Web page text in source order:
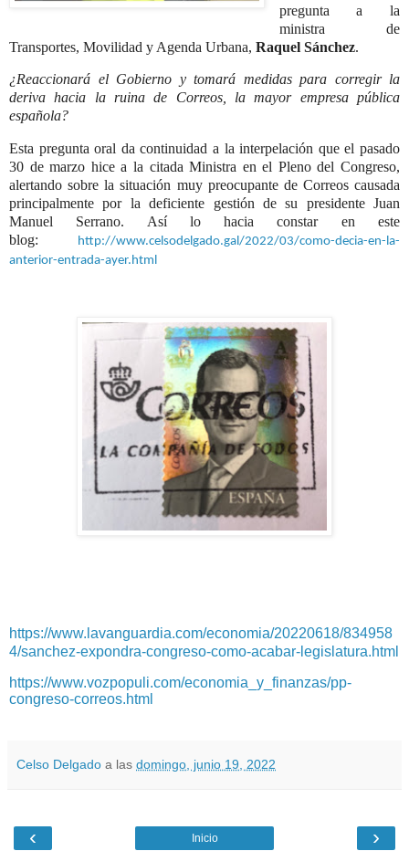
pregunta a la
ministra de
Transportes, Movilidad y Agenda Urbana, Raquel Sánchez.
¿Reaccionará el Gobierno y tomará medidas para corregir la
deriva hacia la ruina de Correos, la mayor empresa pública
española?
Esta pregunta oral da continuidad a la interpelación que el pasado
30 de marzo hice a la citada Ministra en el Pleno del Congreso,
alertando sobre la situación muy preocupante de Correos causada
principalmente por la deficiente gestión de su presidente Juan
Manuel Serrano. Así lo hacia constar en este
blog:
http://www.celsodelgado.gal/2022/03/como-decia-en-la-
anterior-entrada-ayer.html
https://www.lavanguardia.com/economia/20220618/834958
4/sanchez-expondra-congreso-como-acabar-legislatura.html
https://www.vozpopuli.com/economia_y_finanzas/pp-
congreso-correos.html
Celso Delgado a las domingo, junio 19, 2022
‹ ›
Inicio